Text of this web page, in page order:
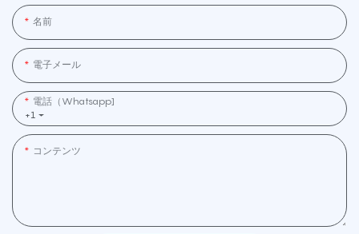
名前
電子メール
+1
電話（whatsapp]
コンテンツ